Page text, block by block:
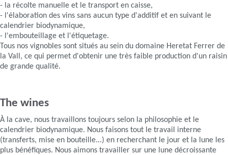
- la récolte manuelle et le transport en caisse,
- l'élaboration des vins sans aucun type d'additif et en suivant le
calendrier biodynamique,
- l'embouteillage et l'étiquetage.
Tous nos vignobles sont situés au sein du domaine Heretat Ferrer de
la Vall, ce qui permet d'obtenir une très faible production d'un raisin
de grande qualité.
The wines
À la cave, nous travaillons toujours selon la philosophie et le
calendrier biodynamique. Nous faisons tout le travail interne
(transferts, mise en bouteille...) en recherchant le jour et la lune les
plus bénéfiques. Nous aimons travailler sur une lune décroissante